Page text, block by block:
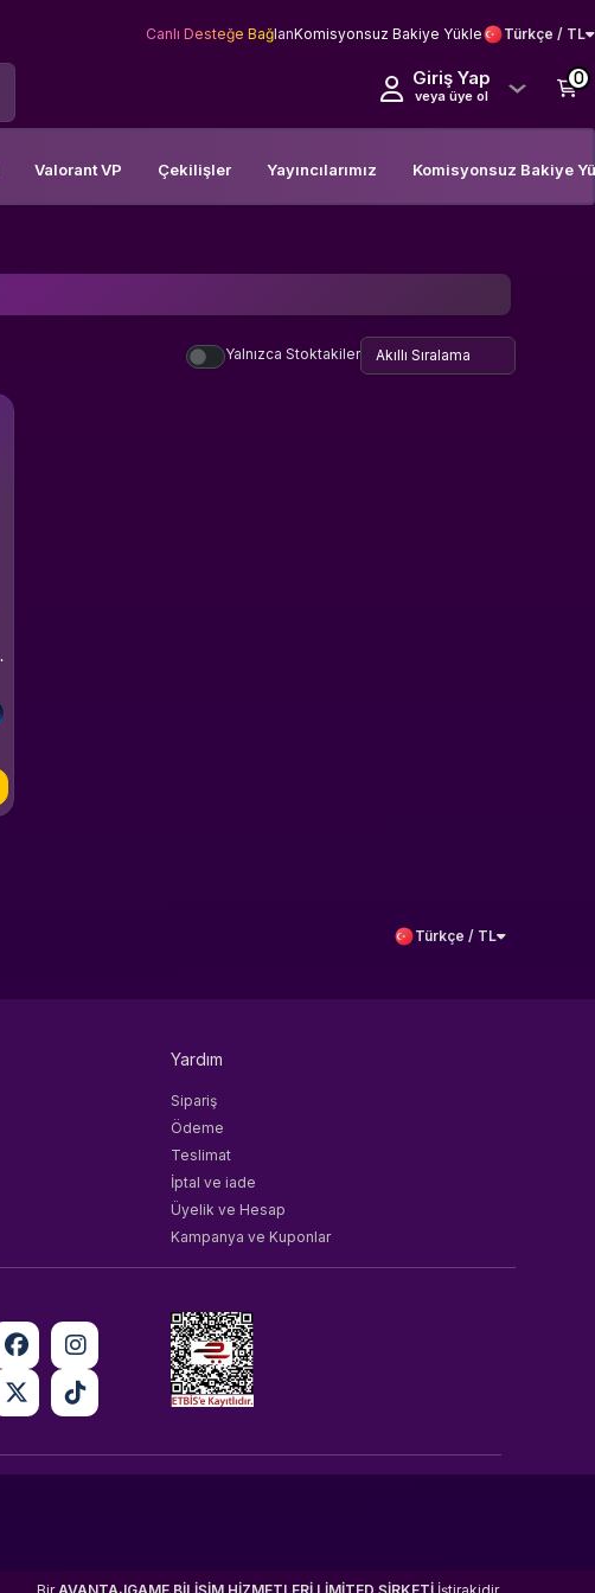
Canlı Desteğe BağlanKomisyonsuz Bakiye Yükle Türkçe / TL
Giriş Yap
veya üye ol
0
Valorant VP Çekilişler Yayıncılarımız Komisyonsuz Bakiye
Yalnızca Stoktakiler
Türkçe / TL
Yardım
Sipariş
Ödeme
Teslimat
İptal ve iade
Üyelik ve Hesap
Kampanya ve Kuponlar